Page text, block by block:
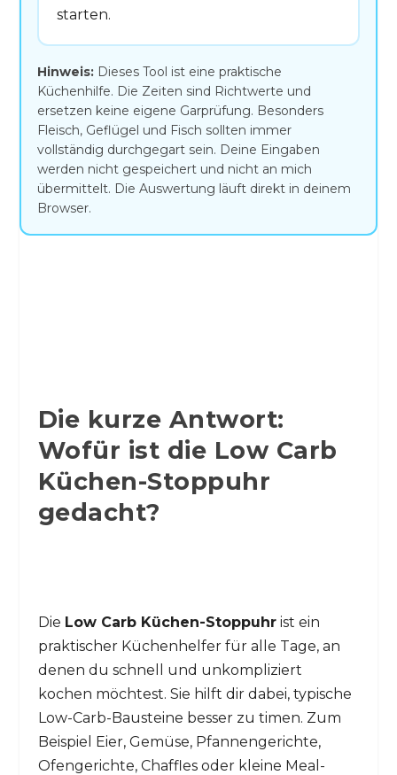
starten.
Hinweis: Dieses Tool ist eine praktische
Küchenhilfe. Die Zeiten sind Richtwerte und
ersetzen keine eigene Garprüfung. Besonders
Fleisch, Geflügel und Fisch sollten immer
vollständig durchgegart sein. Deine Eingaben
werden nicht gespeichert und nicht an mich
übermittelt. Die Auswertung läuft direkt in deinem
Browser.
Die kurze Antwort:
Wofür ist die Low Carb
Küchen-Stoppuhr
gedacht?
Die Low Carb Küchen-Stoppuhrist ein
praktischer Küchenhelfer für alle Tage, an
denen du schnell und unkompliziert
kochen möchtest. Sie hilft dir dabei, typische
Low-Carb-Bausteine besser zu timen. Zum
Beispiel Eier, Gemüse, Pfannengerichte,
Ofengerichte, Chaffles oder kleine Meal-